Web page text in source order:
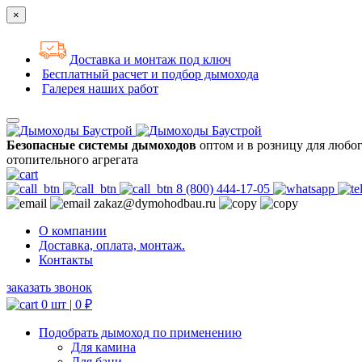
×
Доставка и монтаж под ключ
Бесплатный расчет и подбор дымохода
Галерея наших работ
Безопасные системы дымоходов оптом и в розницу для
отопительного агрегата
8 (800) 444-17-05
zakaz@dymohodbau.ru
О компании
Доставка, оплата, монтаж.
Контакты
заказать звонок
0 шт | 0 ₽
Подобрать дымоход по применению
Для камина